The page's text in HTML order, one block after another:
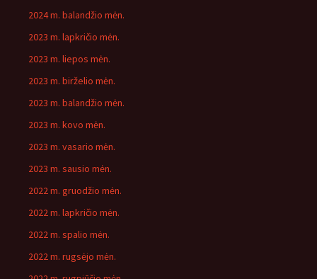
2024 m. balandžio mėn.
2023 m. lapkričio mėn.
2023 m. liepos mėn.
2023 m. birželio mėn.
2023 m. balandžio mėn.
2023 m. kovo mėn.
2023 m. vasario mėn.
2023 m. sausio mėn.
2022 m. gruodžio mėn.
2022 m. lapkričio mėn.
2022 m. spalio mėn.
2022 m. rugsėjo mėn.